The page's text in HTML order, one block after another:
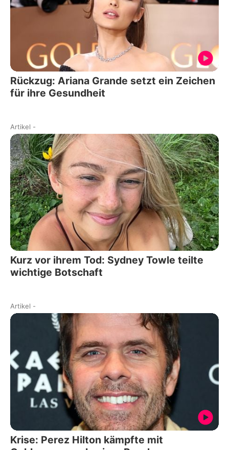
Rückzug: Ariana Grande setzt ein Zeichen
für ihre Gesundheit
Artikel -
Kurz vor ihrem Tod: Sydney Towle teilte
wichtige Botschaft
Artikel -
Krise: Perez Hilton kämpfte mit